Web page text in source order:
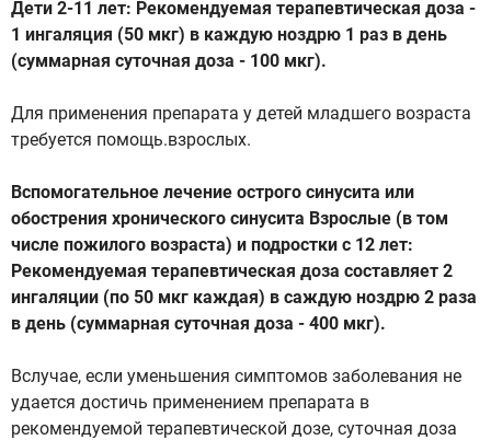
Дети 2-11 лет: Рекомендуемая терапевтическая доза -
1 ингаляция (50 мкг) в каждую ноздрю 1 раз в день
(суммарная суточная доза - 100 мкг).
Для применения препарата у детей младшего возраста
требуется помощь.взрослых.
Вспомогательное лечение острого синусита или
обострения хронического синусита Взрослые (в том
числе пожилого возраста) и подростки с 12 лет:
Рекомендуемая терапевтическая доза составляет 2
ингаляции (по 50 мкг каждая) в саждую ноздрю 2 раза
в день (суммарная суточная доза - 400 мкг).
Вслучае, если уменьшения симптомов заболевания не
удается достичь применением препарата в
рекомендуемой терапевтической дозе, суточная доза